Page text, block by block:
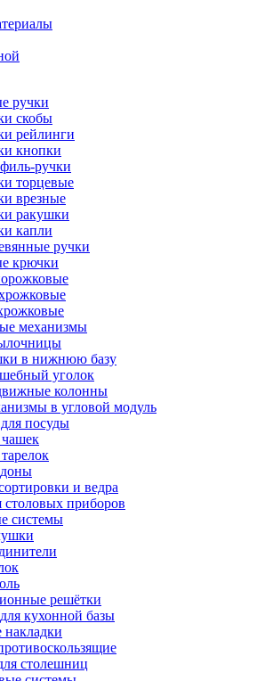
ручки
скобы
рейлинги
кнопки
ручки
торцевые
врезные
ракушки
капли
ручки
крючки
механизмы
в нижнюю базу
уголок
колонны
в угловой модуль
посуды
и ведра
столовых приборов
системы
решётки
кухонной базы
столешниц